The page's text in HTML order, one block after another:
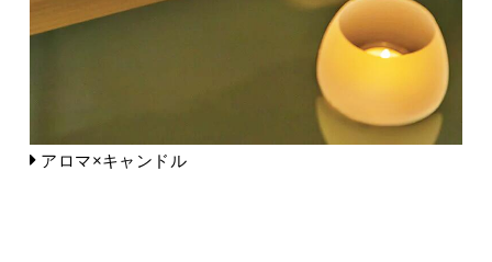
アロマ×キャンドル